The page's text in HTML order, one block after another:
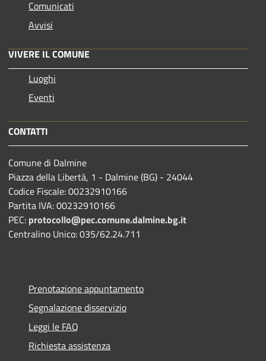
Comunicati
Avvisi
VIVERE IL COMUNE
Luoghi
Eventi
CONTATTI
Comune di Dalmine
Piazza della Libertà, 1 - Dalmine (BG) - 24044
Codice Fiscale: 00232910166
Partita IVA: 00232910166
PEC: protocollo@pec.comune.dalmine.bg.it
Centralino Unico: 035/62.24.711
Prenotazione appuntamento
Segnalazione disservizio
Leggi le FAQ
Richiesta assistenza